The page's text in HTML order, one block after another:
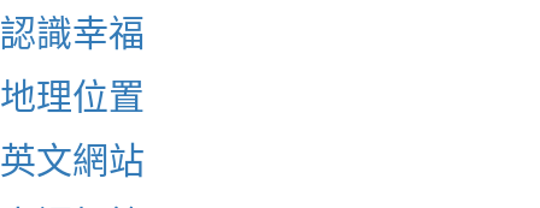
認識幸福
地理位置
英文網站